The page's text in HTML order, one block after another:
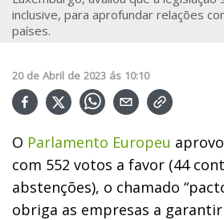
inclusive, para aprofundar relações
países.
20 de Abril de 2023 ás 10:10
O Parlamento Europeu
com 552 votos a favor (44
abstenções), o chamado
obriga as empresas a